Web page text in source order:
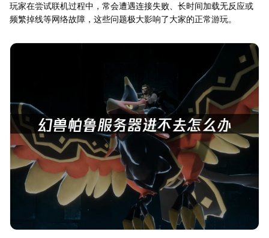
玩家在尝试联机过程中，常会遭遇连接失败、长时间加载无反应或
频繁掉线等网络故障，这些问题极大影响了大家的正常游玩。